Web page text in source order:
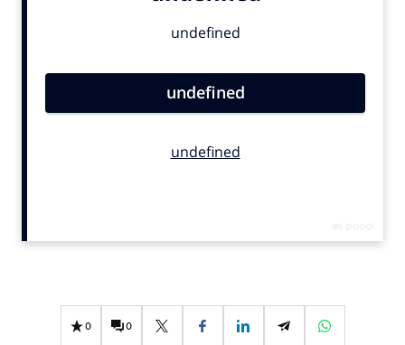
Carriere
Design
Diversiteit
Effectiviteit
0 0